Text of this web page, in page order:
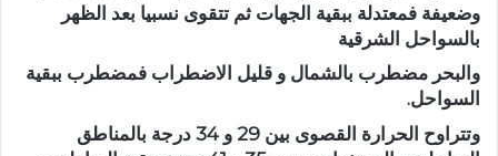
وضعيفة فمعتدلة ببقية الجهات ثم تتقوى نسبيا بعد الظهر
بالسواحل الشرقية
والبحر مضطرب بالشمال و قليل الاضطراب فمضطرب ببقية
السواحل.
وتتراوح الحرارة القصوى بين 29 و 34 درجة بالمناطق